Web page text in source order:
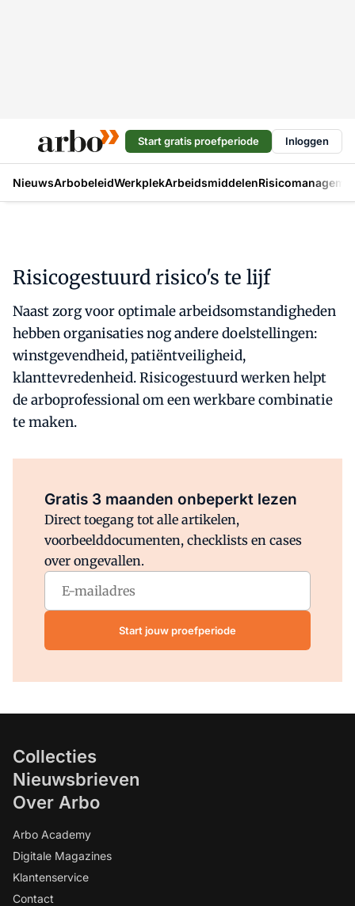
Start gratis proefperiode Inloggen
NieuwsArbobeleidWerkplekArbeidsmiddelen
Risicogestuurd risico's te lijf
Naast zorg voor optimale arbeidsomstandigheden
hebben organisaties nog andere doelstellingen:
winstgevendheid, patiëntveiligheid,
klanttevredenheid. Risicogestuurd werken helpt
de arboprofessional om een werkbare combinatie
te maken.
Gratis 3 maanden onbeperkt lezen
Direct toegang tot alle artikelen,
voorbeelddocumenten, checklists en cases
over ongevallen.
Start jouw proefperiode
Collecties
Nieuwsbrieven
Over Arbo
Arbo Academy
Digitale Magazines
Klantenservice
Contact